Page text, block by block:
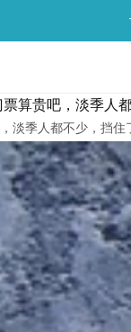
算贵吧，淡季人
淡季人都不少，挡